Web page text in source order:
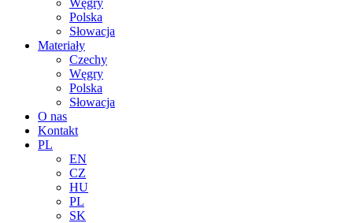
Węgry
Polska
Słowacja
Materiały
Czechy
Węgry
Polska
Słowacja
O nas
Kontakt
PL
EN
CZ
HU
PL
SK